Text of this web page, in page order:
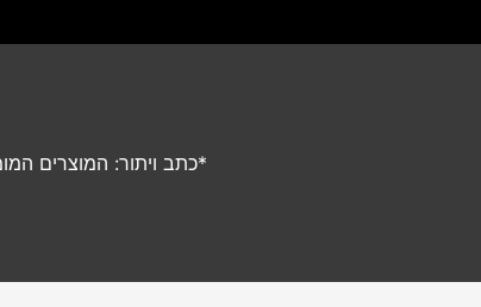
*כתב ויתור: המוצרים